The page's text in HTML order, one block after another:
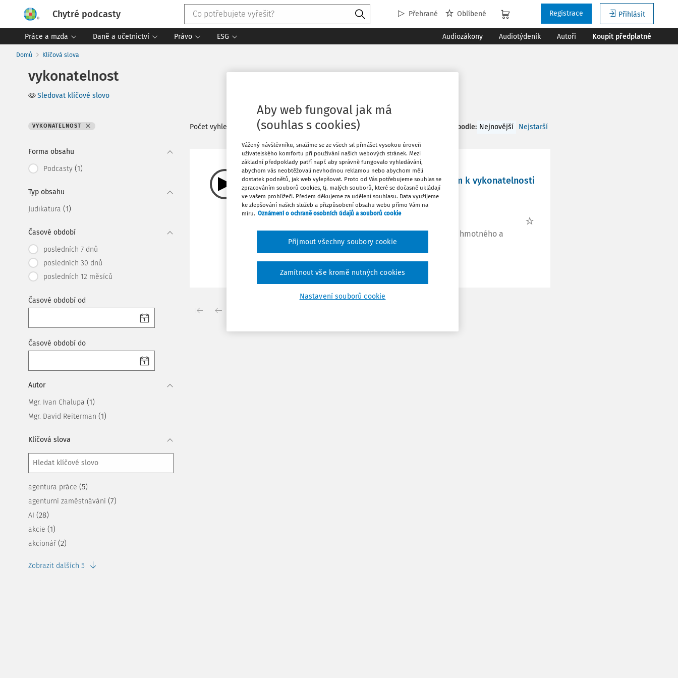
Chytré podcasty Přehrané Oblíbené Přihlásit
Registrace
Práce a mzda Daně a učetnictví Právo ESG Audiozákony Audiotýdeník Autoři Koupit předplatné
Domů Klíčová slova
vykonatelnost
Sledovat klíčové slovo
VYKONATELNOST
Forma obsahu
Podcasty (1)
Typ obsahu
Judikatura (1)
Časové období
posledních 7 dnů
posledních 30 dnů
posledních 12 měsíců
Časové období od
Časové období do
Autor
Mgr. Ivan Chalupa (1)
Mgr. David Reiterman (1)
Klíčová slova
agentura práce (5)
agenturní zaměstnávání (7)
AI (28)
akcie (1)
akcionář (2)
Zobrazit dalších 5
Počet vyhledaných dokumentů:1 Řadit podle: Nejnovější Nejstarší
JUDIKATURA
ZOK v říši soudů: § 054 a notářský zápis se svolením k vykonatelnosti
(20 Cdo 2234/2021)
Mgr. Ivan Chalupa ,Mgr. David Reiterman
Notářský zápis a z toho vyplývající důležitost v rozlišování hmotného a
procesního práva.
Aby web fungoval jak má
(souhlas s cookies)
Vážený návštěvníku, snažíme se ze všech sil přinášet vysokou úroveň
uživatelského komfortu při používání našich webových stránek. Mezi
základní předpoklady patří např. aby správně fungovalo vyhledávání,
abychom vás neobtěžovali nevhodnou reklamou nebo abychom měli
dostatek podnětů, jak web vylepšovat. Proto od Vás potřebujeme souhlas se
zpracováním souborů cookies, tj. malých souborů, které se dočasně ukládají
ve vašem prohlížeči. Předem děkujeme za udělení souhlasu. Data využijeme
ke zlepšování našich služeb a přizpůsobení obsahu webu přímo Vám na
míru. Oznámení o ochraně osobních údajů a souborů cookie
Nastavení souborů cookie
Zamítnout vše kromě nutných cookies
Přijmout všechny soubory cookie